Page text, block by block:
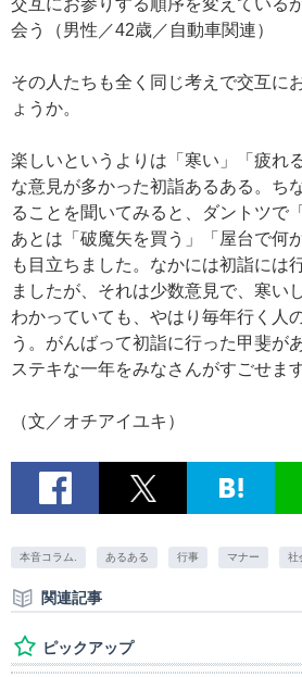
交互にお参りする順序を変えている
会う（男性／42歳／自動車関連）
その人たちも全く同じ考えで交互に
ょうか。
楽しいというよりは「寒い」「疲れ
な意見が多かった初詣あるある。ち
ることを聞いてみると、ダントツで
あとは「破魔矢を買う」「屋台で何
も目立ちました。なかには初詣には
ましたが、それは少数意見で、寒い
わかっていても、やはり毎年行く人
う。がんばって初詣に行った甲斐が
ステキな一年をみなさんがすごせま
（文／オチアイユキ）
本音コラム. あるある 行事 マナー 社
関連記事
ピックアップ